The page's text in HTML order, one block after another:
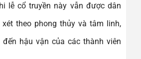
lễ cổ truyền này vẫn được dân
theo phong thủy và tâm linh,
hậu vận của các thành viên